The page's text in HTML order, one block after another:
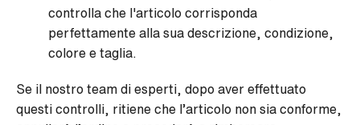
controlla che l'articolo corrisponda
perfettamente alla sua descrizione, condizione,
colore e taglia.
Se il nostro team di esperti, dopo aver effettuato
questi controlli, ritiene che l’articolo non sia conforme,